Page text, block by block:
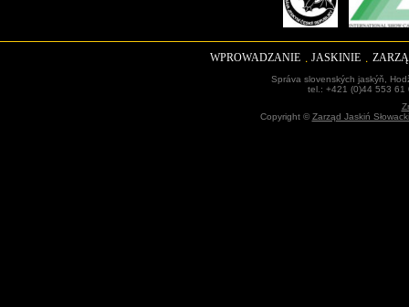
WPROWADZANIE JASKINIE
Správa slovenských jaskýň,
tel.: +421 (0)44 553
Copyright ©Zarząd Jaskiń